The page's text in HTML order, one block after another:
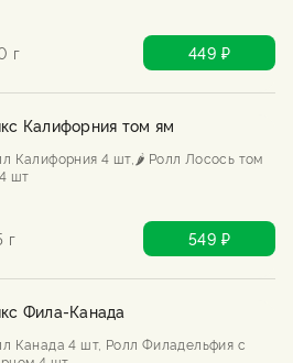
г 449 ₽
Калифорния том ям
Калифорния 4 шт,🌶️ Ролл Лосось том
шт
г 549 ₽
Фила-Канада
Канада 4 шт, Ролл Филадельфия с